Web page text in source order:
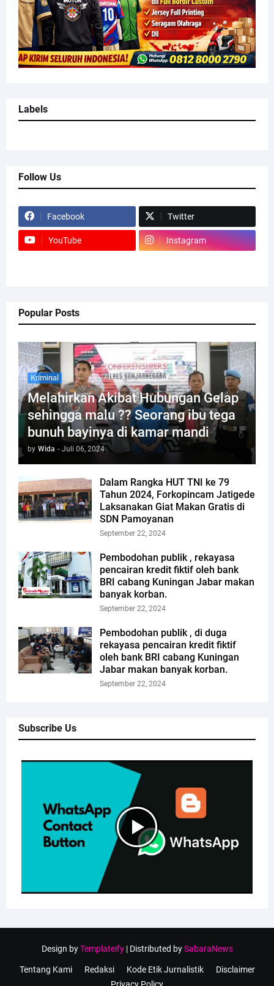
Labels
Follow Us
Facebook Twitter
YouTube Instagram
Popular Posts
Kriminal
Melahirkan Akibat Hubungan Gelap
sehingga malu ?? Seorang ibu tega
bunuh bayinya di kamar mandi
by Wida - Juli 06, 2024
Dalam Rangka HUT TNI ke 79
Tahun 2024, Forkopincam Jatigede
Laksanakan Giat Makan Gratis di
SDN Pamoyanan
September 22, 2024
Pembodohan publik , rekayasa
pencairan kredit fiktif oleh bank
BRI cabang Kuningan Jabar makan
banyak korban.
September 22, 2024
Pembodohan publik , di duga
rekayasa pencairan kredit fiktif
oleh bank BRI cabang Kuningan
Jabar makan banyak korban.
September 22, 2024
Subscribe Us
Design byTemplateify| Distributed bySabaraNews
Tentang Kami Redaksi Kode Etik Jurnalistik
Disclaimer